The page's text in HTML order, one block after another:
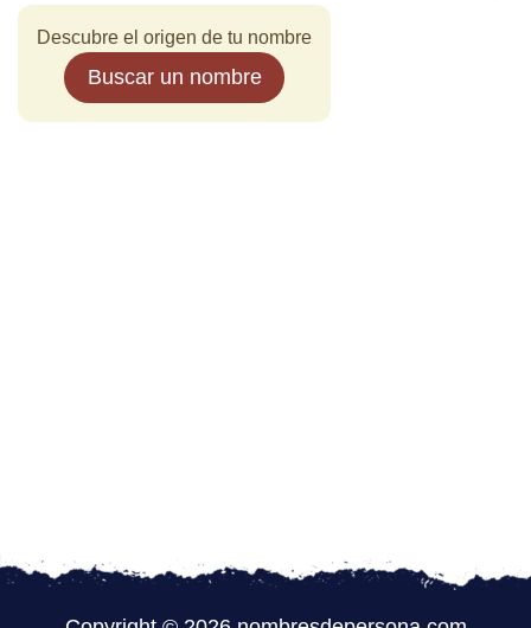
Descubre el origen de tu nombre
Buscar un nombre